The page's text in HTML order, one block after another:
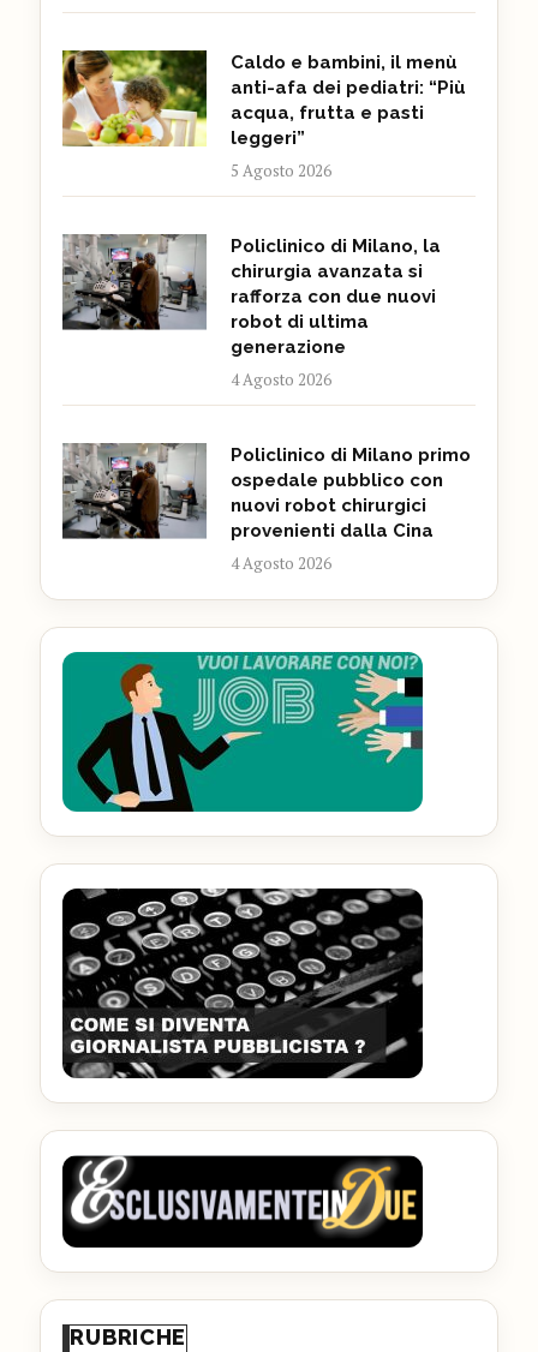
Caldo e bambini, il menù
anti-afa dei pediatri: “Più
acqua, frutta e pasti
leggeri”
5 Agosto 2026
Policlinico di Milano, la
chirurgia avanzata si
rafforza con due nuovi
robot di ultima
generazione
4 Agosto 2026
Policlinico di Milano primo
ospedale pubblico con
nuovi robot chirurgici
provenienti dalla Cina
4 Agosto 2026
RUBRICHE